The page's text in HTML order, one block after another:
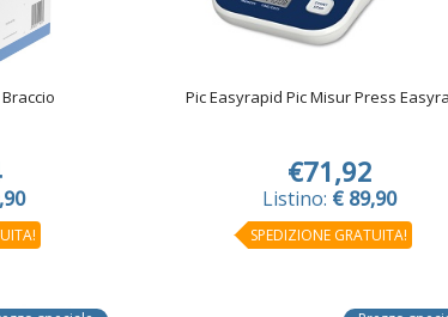
Pic Easyrapid Pic Misur Press
€71,92
Listino: € 89,90
SPEDIZIONE GRATUITA!